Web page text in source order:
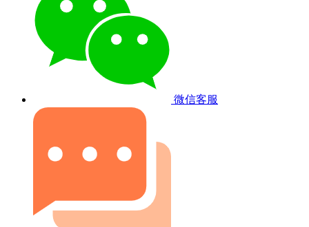
微信客服